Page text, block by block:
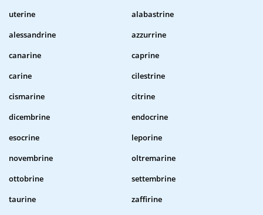
uterine
alabastrine
alessandrine
azzurrine
canarine
caprine
carine
cilestrine
cismarine
citrine
dicembrine
endocrine
esocrine
leporine
novembrine
oltremarine
ottobrine
settembrine
taurine
zaffirine